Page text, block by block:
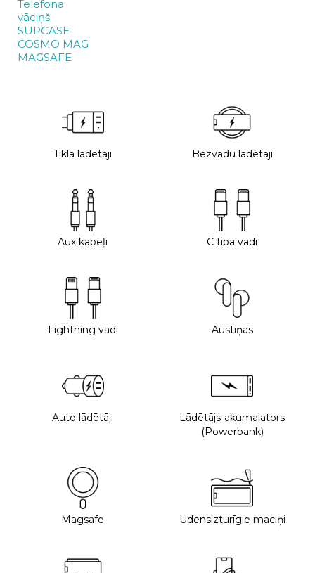
Telefona
vāciņš
SUPCASE
COSMO MAG
MAGSAFE
Tīkla lādētāji Bezvadu lādētāji
Aux kabeļi C tipa vadi
Lightning vadi Austiņas
Auto lādētāji
Lādētājs-akumalators
(Powerbank)
Magsafe Ūdensizturīgie maciņi